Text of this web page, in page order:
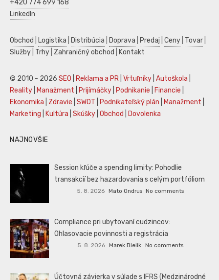
+420 774 699 168
LinkedIn
Obchod Logistika Distribúcia Doprava Predaj Ceny Tovar
Služby Trhy Zahraničný obchod Kontakt
© 2010 - 2026 SEO Reklama a PR Vrtuľníky Autoškola
Reality
Manažment Prijímáčky Podnikanie Financie
Ekonomika
Zdravie SWOT Podnikateľský plán Manažment
Marketing
Kultúra Skúšky Obchod Dovolenka
NAJNOVŠIE
Session kľúče a spending limity: Pohodlie
transakcií bez hazardovania s celým portfóliom
5. 8. 2026 Mato Ondrus No comments
Compliance pri ubytovaní cudzincov:
Ohlasovacie povinnosti a registrácia
5. 8. 2026 Marek Bielik No comments
Účtovná závierka v súlade s IFRS (Medzinárodné